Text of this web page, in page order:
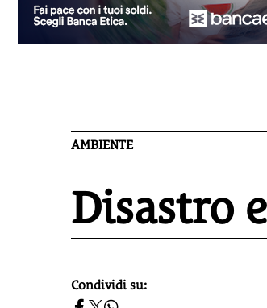
AMBIENTE
Disastro
homepage h2
Condividi su: